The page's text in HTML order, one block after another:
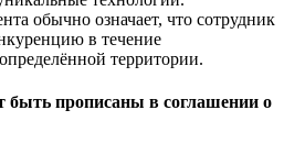
обычно означает, что сотрудник
в течение
территории.
быть прописаны в соглашении о